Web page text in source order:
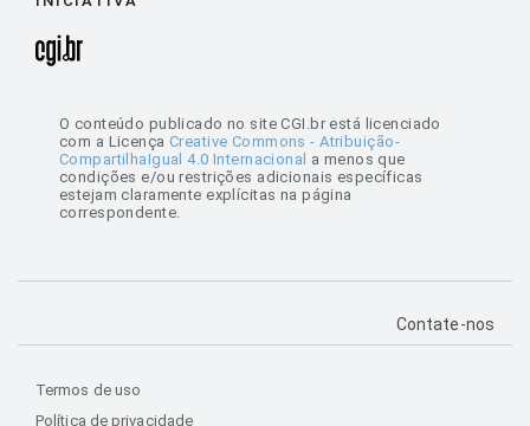
O conteúdo publicado no site CGI.br está licenciado
com a Licença Creative Commons - Atribuição-
CompartilhaIgual 4.0 Internacional a menos que
condições e/ou restrições adicionais específicas
estejam claramente explícitas na página
correspondente.
Contate-nos
Termos de uso
Política de privacidade